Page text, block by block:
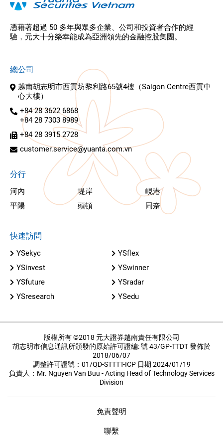
憑藉著超過 50 多年與眾多企業、公司和投資者合作的經
驗，元大十分榮幸能成為亞洲領先的金融控股集團。
總公司
越南胡志明市西貢坊黎利路65號4樓（Saigon Centre西貢中
心大樓）
+84 28 3622 6868
+84 28 7303 8989
+84 28 3915 2728
customer.service@yuanta.com.vn
分行
河內 堤岸
峴港
平陽
頭頓 同奈
快速訪問
YSekyc
YSflex
YSinvest
YSwinner
YSfuture
YSradar
YSresearch
YSedu
版權所有 ©2018 元大證券越南責任有限公司
胡志明市信息通訊所頒發的原始許可證編: 號 43/GP-TTDT 發佈於
2018/06/07
調整許可證號：01/QD-STTTT-ICP 日期 2024/01/19
負責人：Mr. Nguyen Van Buu - Acting Head of Technology Services
Division
免責聲明
聯繫